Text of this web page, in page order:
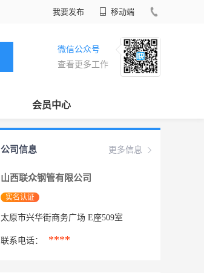
我要发布 移动端
微信公众号
查看更多工作
会员中心
更多信息
公司信息
山西联众钢管有限公司
实名认证
太原市兴华街商务广场 E座509室
联系电话： ****